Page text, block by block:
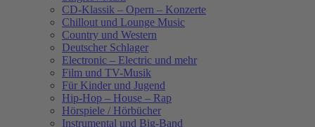
CD-Klassik – Opern – Konzerte
Chillout und Lounge Music
Country und Western
Deutscher Schlager
Electronic – Electric und mehr
Film und TV-Musik
Für Kinder und Jugend
Hip-Hop – House – Rap
Hörspiele / Hörbücher
Instrumental und Big-Band